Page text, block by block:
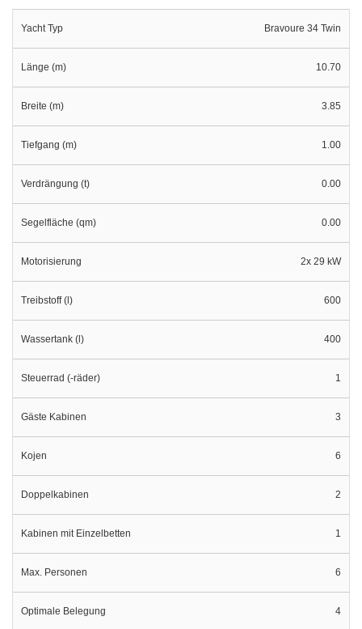
Yacht Typ Bravoure 34 Twin
Länge (m) 10.70
Breite (m) 3.85
Tiefgang (m) 1.00
Verdrängung (t) 0.00
Segelfläche (qm) 0.00
Motorisierung 2x 29 kW
Treibstoff (l) 600
Wassertank (l) 400
Steuerrad (-räder) 1
Gäste Kabinen 3
Kojen 6
Doppelkabinen 2
Kabinen mit Einzelbetten 1
Max. Personen 6
Optimale Belegung 4